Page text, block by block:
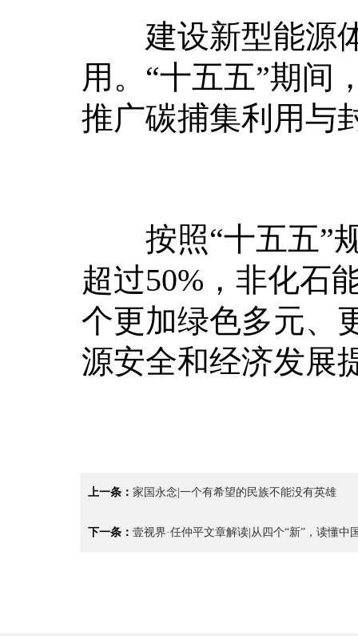
建设新型能源体
用。“十五五”期间
推广碳捕集利用与
按照“十五五”规
超过50%，非化石
个更加绿色多元、
源安全和经济发展
上一条： 家国永念|一个有希望的民族不能没有英雄
下一条： 壹视界·任仲平文章解读|从四个“新”，读懂中